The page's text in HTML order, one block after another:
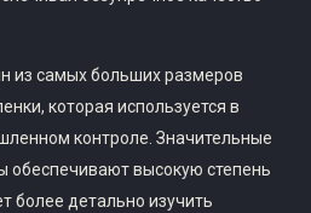
из самых больших размеров
которая используется в
контроле. Значительные
обеспечивают высокую степень
более детально изучить